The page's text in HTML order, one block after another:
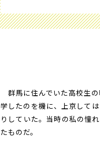
群馬に住んでいた高校生
学したのを機に、上京して
りしていた。当時の私の憧
たものだ。